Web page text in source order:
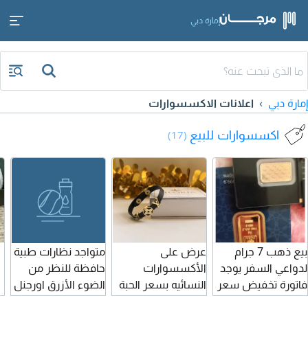
إمارة دبي
إمارة دبي اعلانات الاكسسوارات
اكسسوارات للبيع (17)
بيع ذهب 7 جرام
لدواعي السفر يوجد
فاتورة تخفيض سعر
200 درهم لسرعة
عرض على
الأكسسوارات
النسائيه بسعر الحبة
35 درهم قطعة و3
متواجد نظارات طبية
حافظة للنظر من
الضوء الأزرق اورجنل
ماركة إيطالية النظارة